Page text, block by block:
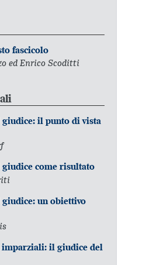
fascicolo
ed Enrico Scoditti
giudice: il punto di vista
giudice come risultato
un obiettivo
imparziali: il giudice del